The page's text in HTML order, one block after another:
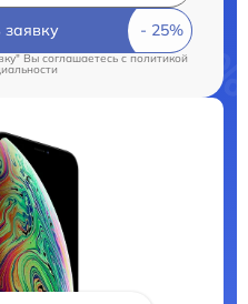
заявку
Вы соглашаетесь cполитикой